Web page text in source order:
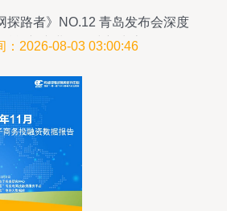
探路者》NO.12 青岛发布会深度
能新产业，构建新生态
：2026-08-03 03:00:46